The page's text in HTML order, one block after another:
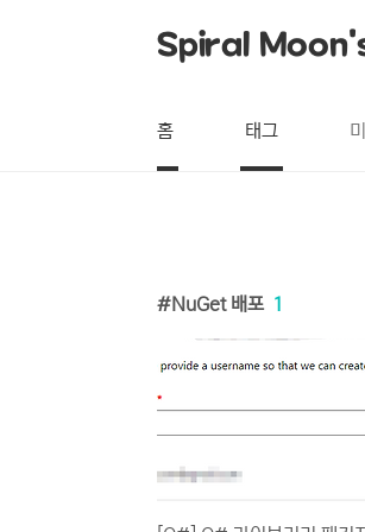
Spiral
홈 태그
NuGet 배포 1